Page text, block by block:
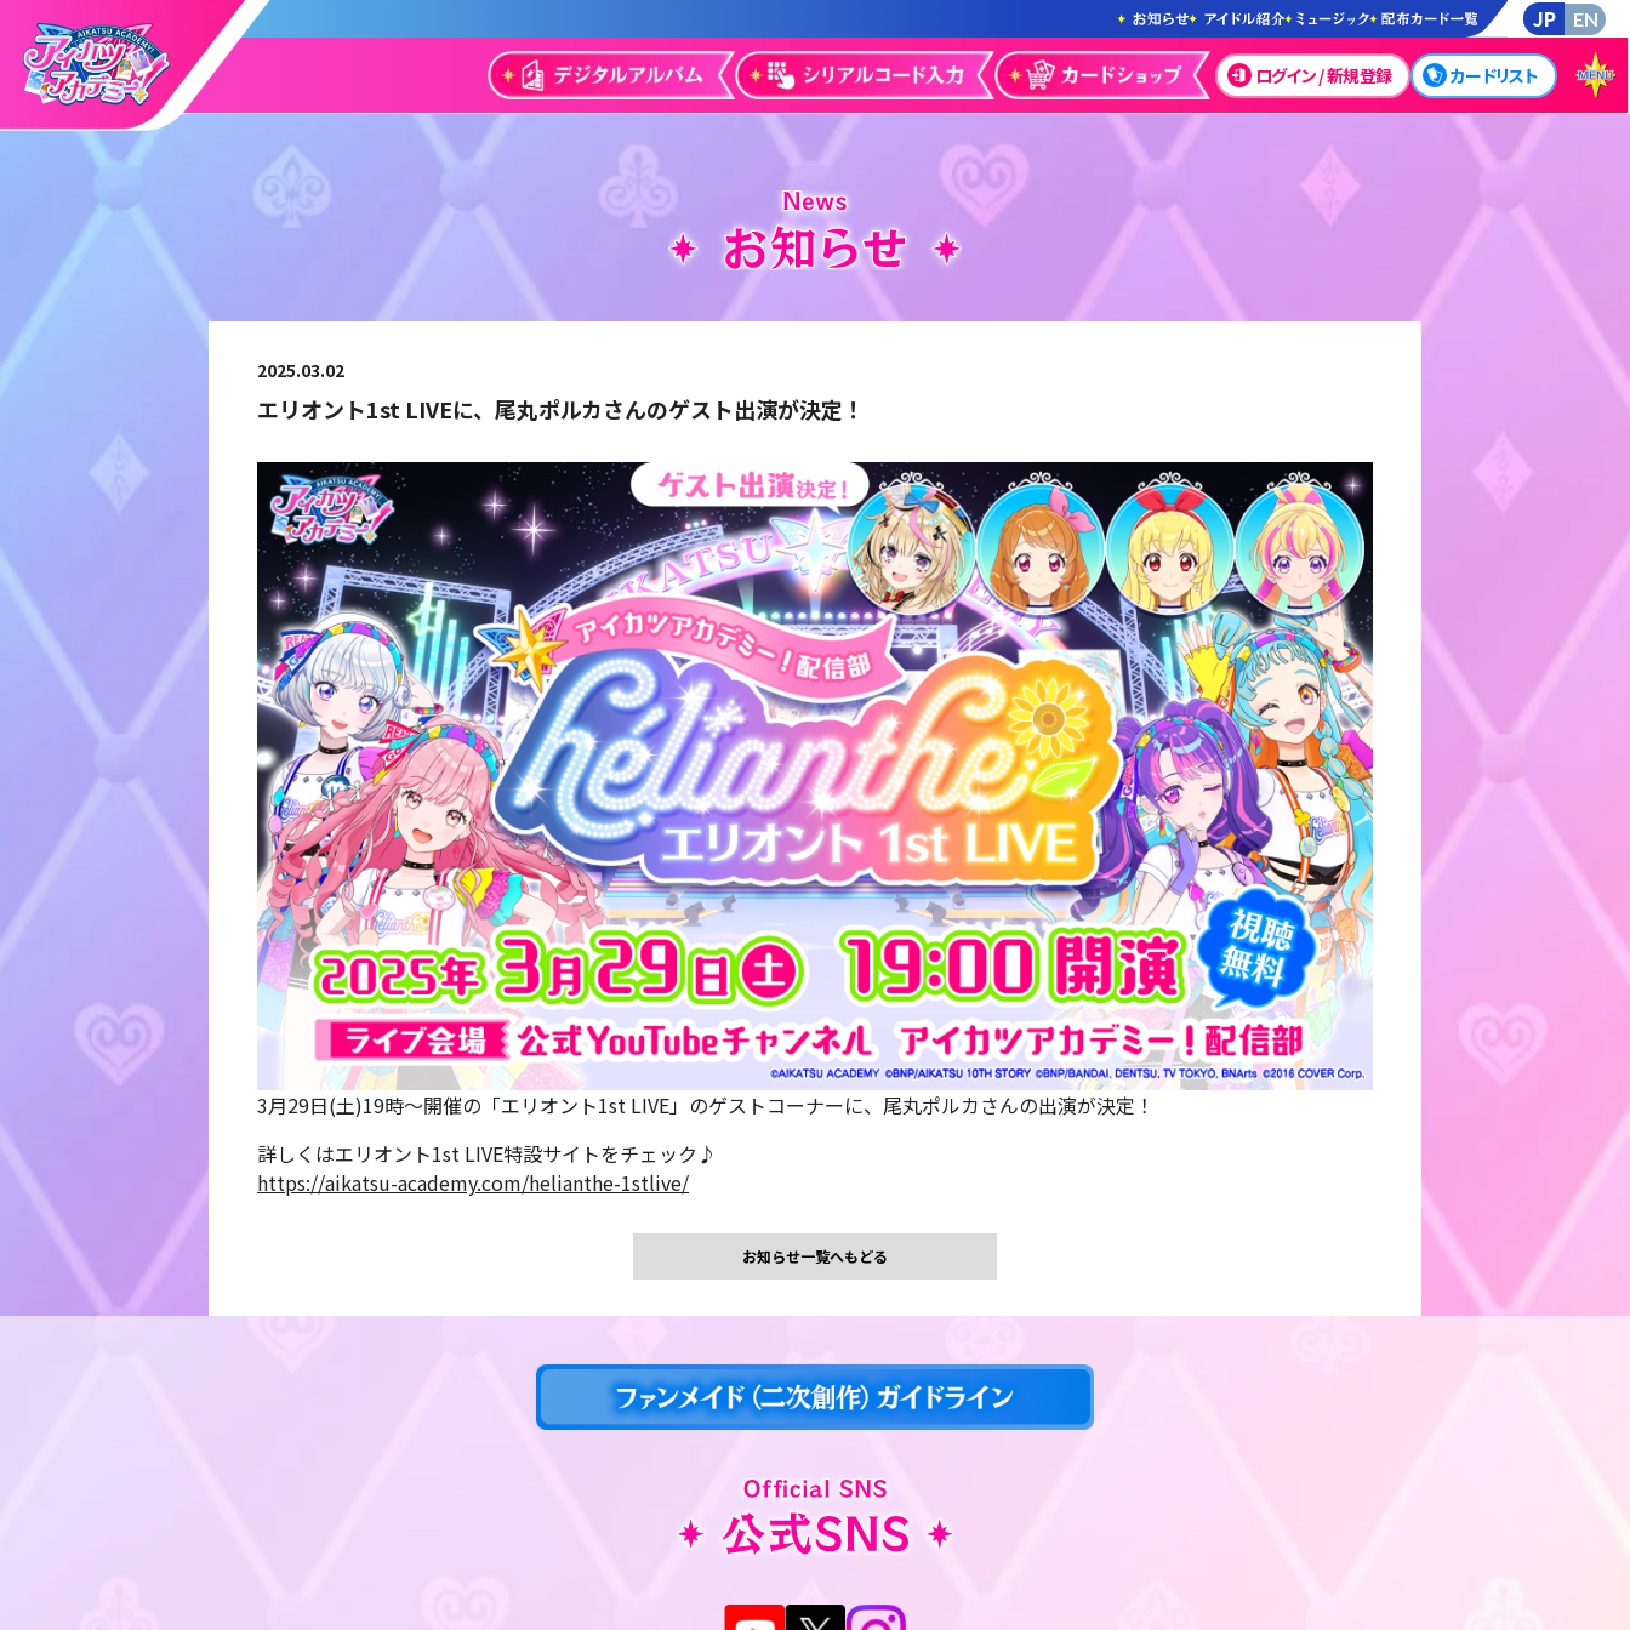
EN
JP
ログイン / 新規登録 カードリスト
2025.03.02
エリオント1st LIVEに、尾丸ポルカさんのゲスト出演が決定！
3月29日(土)19時～開催の「エリオント1st LIVE」のゲストコーナーに、尾丸ポルカさんの出演が決定！
詳しくはエリオント1st LIVE特設サイトをチェック♪
https://aikatsu-academy.com/helianthe-1stlive/
お知らせ一覧へもどる